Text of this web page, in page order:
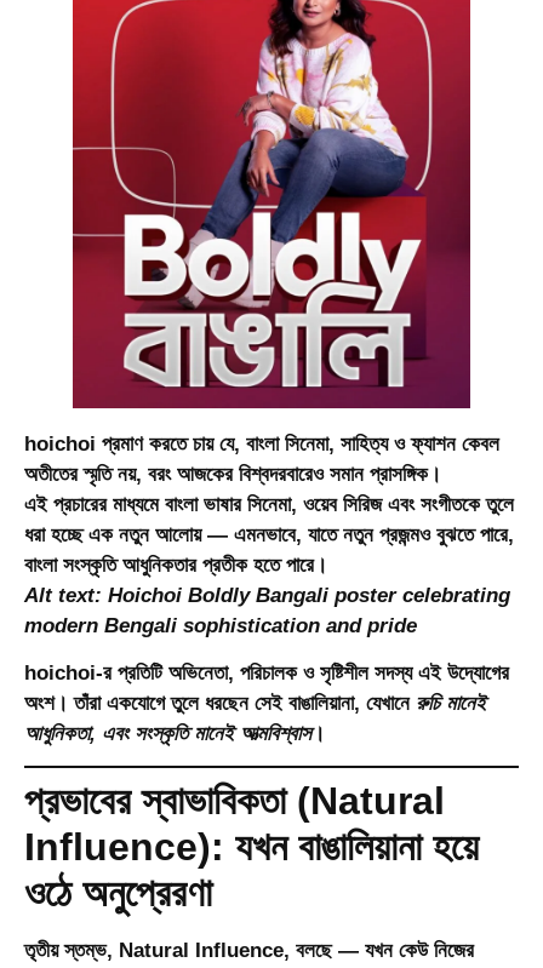
hoichoi প্রমাণ করতে চায় যে, বাংলা সিনেমা, সাহিত্য ও ফ্যাশন কেবল
অতীতের স্মৃতি নয়, বরং আজকের বিশ্বদরবারেও সমান প্রাসঙ্গিক।
এই প্রচারের মাধ্যমে বাংলা ভাষার সিনেমা, ওয়েব সিরিজ এবং সংগীতকে তুলে
ধরা হচ্ছে এক নতুন আলোয় — এমনভাবে, যাতে নতুন প্রজন্মও বুঝতে পারে,
বাংলা সংস্কৃতি আধুনিকতার প্রতীক হতে পারে।
Alt text: Hoichoi Boldly Bangali poster celebrating
modern Bengali sophistication and pride
hoichoi-র প্রতিটি অভিনেতা, পরিচালক ও সৃষ্টিশীল সদস্য এই উদ্যোগের
অংশ। তাঁরা একযোগে তুলে ধরছেন সেই বাঙালিয়ানা, যেখানে রুচি মানেই
আধুনিকতা, এবং সংস্কৃতি মানেই আত্মবিশ্বাস।
প্রভাবের স্বাভাবিকতা (Natural
Influence): যখন বাঙালিয়ানা হয়ে
ওঠে অনুপ্রেরণা
তৃতীয় স্তম্ভ, Natural Influence, বলছে — যখন কেউ নিজের